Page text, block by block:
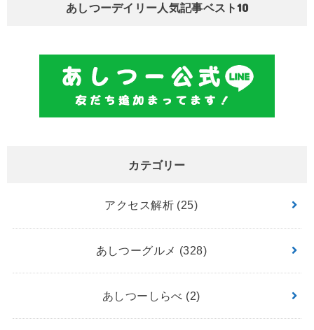
あしつーデイリー人気記事ベスト10
カテゴリー
アクセス解析 (25)
あしつーグルメ (328)
あしつーしらべ (2)